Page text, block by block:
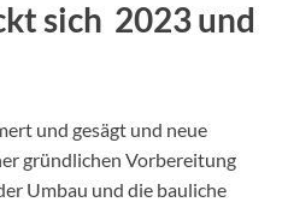
sich 2023 und
und gesägt und neue
gründlichen Vorbereitung
Umbau und die bauliche